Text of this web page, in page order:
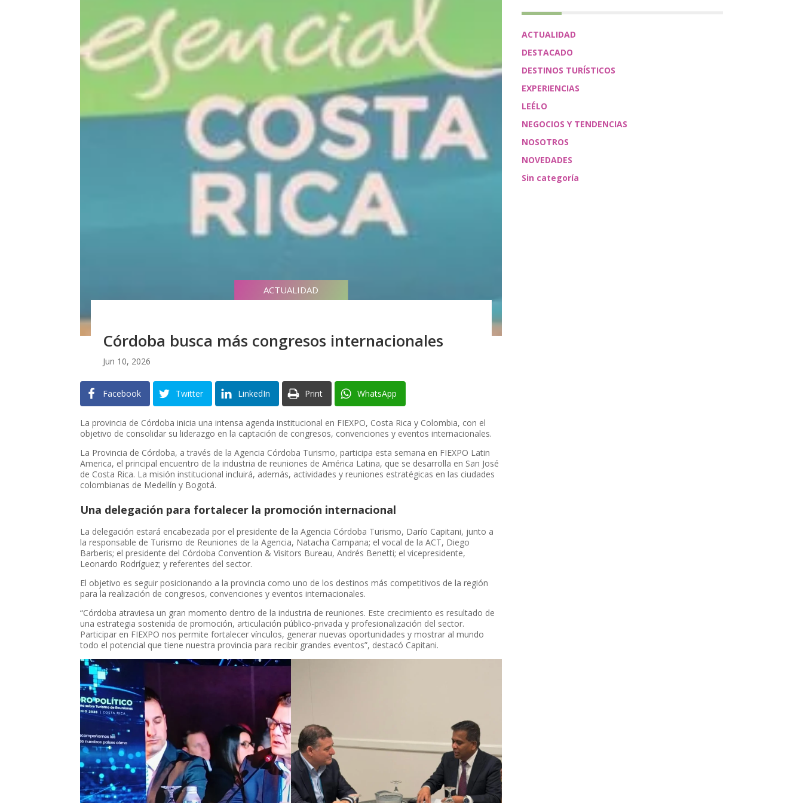
ACTUALIDAD
Córdoba busca más congresos internacionales
Jun 10, 2026
Facebook Twitter LinkedIn Print WhatsApp
La provincia de Córdoba inicia una intensa agenda institucional en FIEXPO, Costa Rica y Colombia, con el
objetivo de consolidar su liderazgo en la captación de congresos, convenciones y eventos internacionales.
La Provincia de Córdoba, a través de la Agencia Córdoba Turismo, participa esta semana en FIEXPO Latin
America, el principal encuentro de la industria de reuniones de América Latina, que se desarrolla en San José
de Costa Rica. La misión institucional incluirá, además, actividades y reuniones estratégicas en las ciudades
colombianas de Medellín y Bogotá.
Una delegación para fortalecer la promoción internacional
La delegación estará encabezada por el presidente de la Agencia Córdoba Turismo, Darío Capitani, junto a
la responsable de Turismo de Reuniones de la Agencia, Natacha Campana; el vocal de la ACT, Diego
Barberis; el presidente del Córdoba Convention & Visitors Bureau, Andrés Benetti; el vicepresidente,
Leonardo Rodríguez; y referentes del sector.
El objetivo es seguir posicionando a la provincia como uno de los destinos más competitivos de la región
para la realización de congresos, convenciones y eventos internacionales.
“Córdoba atraviesa un gran momento dentro de la industria de reuniones. Este crecimiento es resultado de
una estrategia sostenida de promoción, articulación público-privada y profesionalización del sector.
Participar en FIEXPO nos permite fortalecer vínculos, generar nuevas oportunidades y mostrar al mundo
todo el potencial que tiene nuestra provincia para recibir grandes eventos”, destacó Capitani.
ACTUALIDAD
DESTACADO
DESTINOS TURÍSTICOS
EXPERIENCIAS
LEÉLO
NEGOCIOS Y TENDENCIAS
NOSOTROS
NOVEDADES
Sin categoría